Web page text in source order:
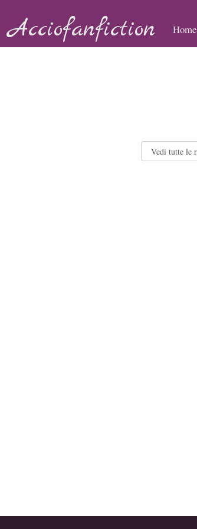
Acciofanfiction Home